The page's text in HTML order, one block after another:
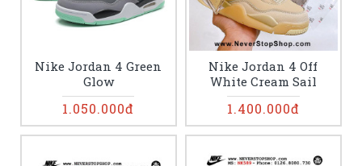
Nike Jordan 4 Green
Glow
1.050.000đ
Nike Jordan 4 Off
White Cream Sail
1.400.000đ